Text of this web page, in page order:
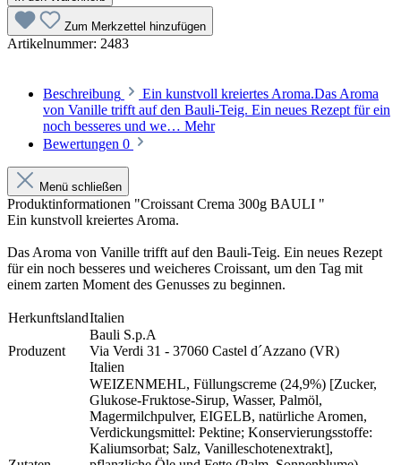
Zum Merkzettel hinzufügen
Artikelnummer: 2483
Beschreibung
Ein kunstvoll kreiertes Aroma.Das Aroma
von Vanille trifft auf den Bauli-Teig. Ein neues Rezept für ein
noch besseres und we… Mehr
Bewertungen 0
Menü schließen
Produktinformationen "Croissant Crema 300g BAULI "
Ein kunstvoll kreiertes Aroma.
Das Aroma von Vanille trifft auf den Bauli-Teig. Ein neues Rezept
für ein noch besseres und weicheres Croissant, um den Tag mit
einem zarten Moment des Genusses zu beginnen.
HerkunftslandItalien
Produzent
Bauli S.p.A
Via Verdi 31 - 37060 Castel d´Azzano (VR)
Italien
WEIZENMEHL, Füllungscreme (24,9%) [Zucker,
Glukose-Fruktose-Sirup, Wasser, Palmöl,
Magermilchpulver, EIGELB, natürliche Aromen,
Verdickungsmittel: Pektine; Konservierungsstoffe:
Kaliumsorbat; Salz, Vanilleschotenextrakt],